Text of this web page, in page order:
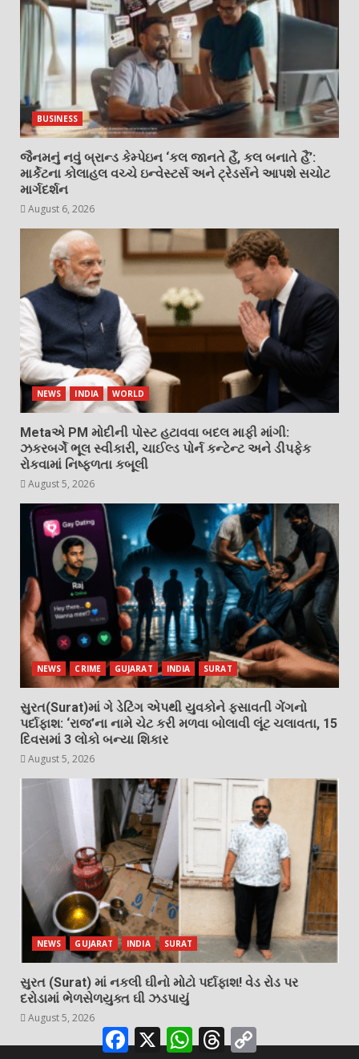
BUSINESS
જૈનમનું નવું બ્રાન્ડ કેમ્પેઇન ‘કલ જાનતે હૈં, કલ બનાતે હૈં’:
માર્કેટના કોલાહલ વચ્ચે ઇન્વેસ્ટર્સ અને ટ્રેડર્સને આપશે સચોટ
માર્ગદર્શન
August 6, 2026
NEWS INDIA WORLD
Metaએ PM મોદીની પોસ્ટ હટાવવા બદલ માફી માંગી:
ઝકરબર્ગે ભૂલ સ્વીકારી, ચાઈલ્ડ પોર્ન કન્ટેન્ટ અને ડીપફેક
રોકવામાં નિષ્ફળતા કબૂલી
August 5, 2026
NEWS CRIME GUJARAT INDIA SURAT
સુરત(Surat)માં ગે ડેટિંગ એપથી યુવકોને ફસાવતી ગેંગનો
પર્દાફાશ: ‘રાજ’ના નામે ચેટ કરી મળવા બોલાવી લૂંટ ચલાવતા, 15
દિવસમાં 3 લોકો બન્યા શિકાર
August 5, 2026
NEWS GUJARAT INDIA SURAT
સુરત (Surat) માં નકલી ઘીનો મોટો પર્દાફાશ! વેડ રોડ પર
દરોડામાં ભેળસેળયુક્ત ઘી ઝડપાયું
August 5, 2026
Facebook
X WhatsApp
Threads
Link